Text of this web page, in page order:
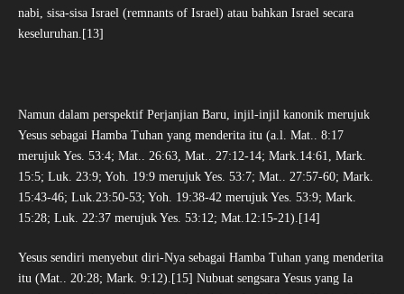
nabi, sisa-sisa Israel (remnants of Israel) atau bahkan Israel secara
keseluruhan.[13]
Namun dalam perspektif Perjanjian Baru, injil-injil kanonik merujuk
Yesus sebagai Hamba Tuhan yang menderita itu (a.l. Mat.. 8:17
merujuk Yes. 53:4; Mat.. 26:63, Mat.. 27:12-14; Mark.14:61, Mark.
15:5; Luk. 23:9; Yoh. 19:9 merujuk Yes. 53:7; Mat.. 27:57-60; Mark.
15:43-46; Luk.23:50-53; Yoh. 19:38-42 merujuk Yes. 53:9; Mark.
15:28; Luk. 22:37 merujuk Yes. 53:12; Mat.12:15-21).[14]
Yesus sendiri menyebut diri-Nya sebagai Hamba Tuhan yang menderita
itu (Mat.. 20:28; Mark. 9:12).[15] Nubuat sengsara Yesus yang Ia